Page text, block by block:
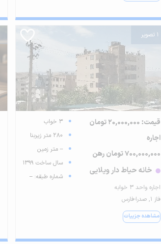
1 تصویر
قیمت: 20,000,000 تومان
اجاره
700,000,000 تومان رهن
خانه حیاط دار ویلایی
اجاره واحد ۳ خوابه
فاز ۱, صدرا-فارس
مشاهده جزییات
3 خواب
280 متر زیربنا
-- متر زمین
سال ساخت 1399
شماره طبقه: --